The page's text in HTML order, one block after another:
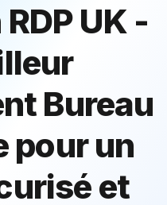
UK -
Bureau
pour un
et